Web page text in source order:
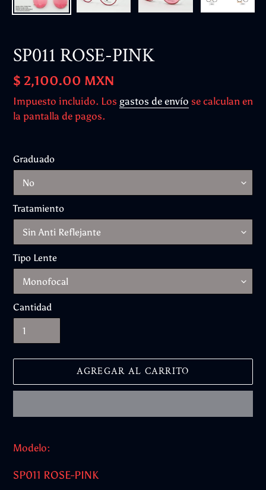
SP011 ROSE-PINK
Precio
habitual
$ 2,100.00 MXN
Impuesto incluido. Los gastos de envío se calculan en
la pantalla de pagos.
Graduado
Tratamiento
Tipo Lente
Cantidad
AGREGAR AL CARRITO
el
a
Modelo:
SP011 ROSE-PINK